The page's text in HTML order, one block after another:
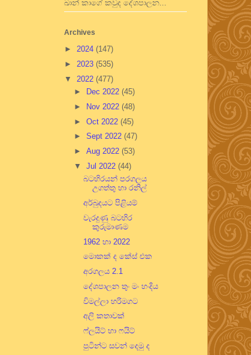
ඛාන් කාගේ කවුද දේශපාලන...
Archives
► 2024 (147)
► 2023 (535)
▼ 2022 (477)
►
Dec 2022 (45)
►
Nov 2022 (48)
► Oct 2022 (45)
► Sept 2022 (47)
► Aug 2022 (53)
▼ Jul 2022 (44)
බටහිරයන් පරගලය
උගත්තු හා රනිල්
අර්බුදයට පිළියම්
වැරදුණු බටහිර
කුරුමාණම
1962 හා 2022
මොකක් ද කේස් එක
අරගලය 2.1
දේශපාලන තුං මං හංදිය
විමල්ලා හරිමගට
අලි කතාවක්
ෆ්ලයිට් හා ෆයිට්
පුටින්ට සවන් දෙමු ද